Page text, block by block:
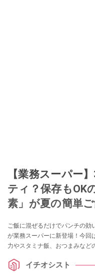
【業務スーパー
ティ？保存もOK
素」が夏の簡単
ご飯に混ぜるだけでパンチの効
が業務スーパーに新登場！今回
力やスタミナ飯、おつまみなど
イチオシスト